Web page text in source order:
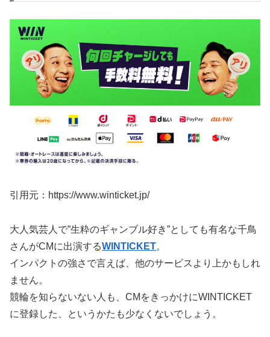
引用元：https://www.winticket.jp/
大人気芸人で”生粋のギャンブル好き”としても有名な千鳥
さんがCMに出演するWINTICKET。
インパクトの強さで言えば、他のサービスより上かもしれ
ません。
競輪を知らないない人も、CMをきっかけにWINTICKET
に登録した、というかたも少なくないでしょう。